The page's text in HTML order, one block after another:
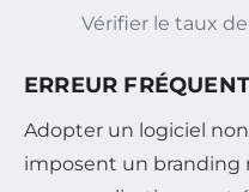
Vérifier le taux
ERREUR
Adopter un logiciel
imposent un branding